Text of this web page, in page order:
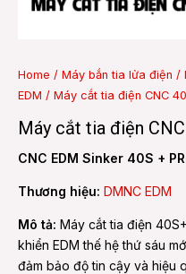
Home / Máy bắn tia lửa điện /
EDM / Máy cắt tia điện CNC
Máy cắt tia điện
CNC EDM Sinker 40S +
Thương hiệu: DMNC EDM
Mô tả: Máy cắt tia điện
khiển EDM thế hệ thứ sáu
đảm bảo độ tin cậy và hiệu